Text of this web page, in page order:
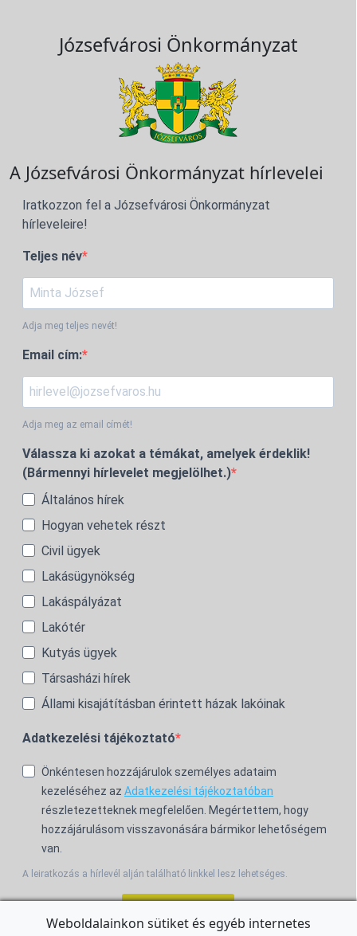
Józsefvárosi Önkormányzat
A Józsefvárosi Önkormányzat hírlevelei
Iratkozzon fel a Józsefvárosi Önkormányzat
hírleveleire!
Teljes név
Adja meg teljes nevét!
Email cím:
Adja meg az email címét!
Válassza ki azokat a témákat, amelyek érdeklik!
(Bármennyi hírlevelet megjelölhet.)
Általános hírek
Hogyan vehetek részt
Civil ügyek
Lakásügynökség
Lakáspályázat
Lakótér
Kutyás ügyek
Társasházi hírek
Állami kisajátításban érintett házak lakóinak
Adatkezelési tájékoztató
Önkéntesen hozzájárulok személyes adataim
kezeléséhez az Adatkezelési tájékoztatóban
részletezetteknek megfelelően. Megértettem, hogy
hozzájárulásom visszavonására bármikor lehetőségem
van.
A leiratkozás a hírlevél alján található linkkel lesz lehetséges.
Weboldalainkon sütiket és egyéb internetes